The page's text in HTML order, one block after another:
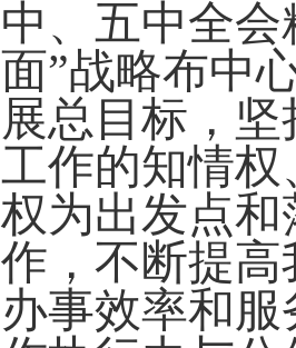
中、五中全
面”战略布中
展总目标，
工作的知情
权为出发点
作，不断提
办事效率和